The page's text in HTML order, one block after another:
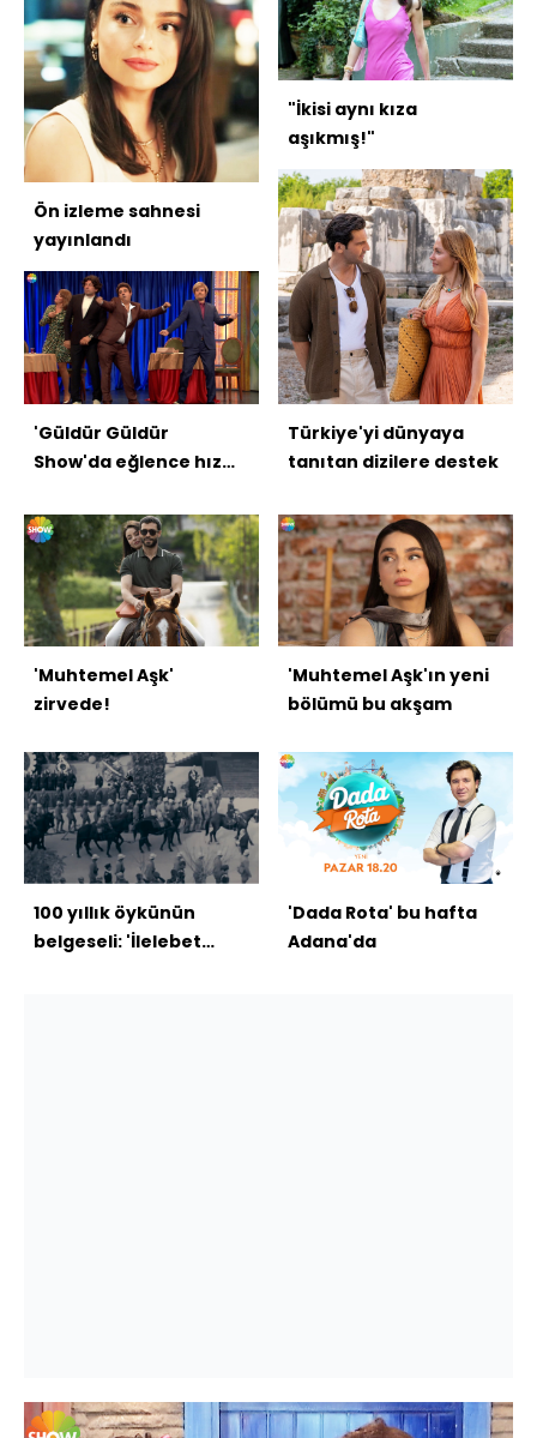
Ön izleme sahnesi
yayınlandı
'Güldür Güldür
Show'da eğlence hız
"İkisi aynı kıza
aşıkmış!"
Türkiye'yi dünyaya
tanıtan dizilere destek
'Muhtemel Aşk'
zirvede!
'Muhtemel Aşk'ın yeni
bölümü bu akşam
100 yıllık öykünün
belgeseli: 'İlelebet
'Dada Rota' bu hafta
Adana'da